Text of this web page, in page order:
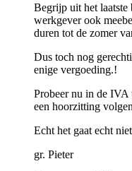
Begrijp uit het laatste
werkgever ook
duren tot de zomer
Dus toch nog
enige vergoeding.!
Probeer nu in de IVA
een hoorzitting
Echt het gaat echt
gr. Pieter